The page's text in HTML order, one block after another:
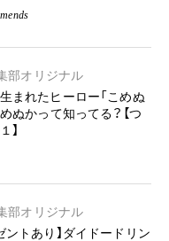
部オリジナル
まれたヒーロー「こめぬ
めぬかって知ってる？【つ
】
部オリジナル
ントあり】ダイドードリン